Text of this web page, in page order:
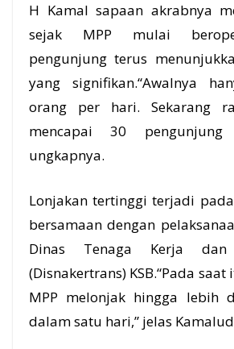
H Kamal sapaan akrabnya
sejak MPP mulai
pengunjung terus
yang signifikan.“Awalnya
orang per hari. Sekarang
mencapai 30
ungkapnya.
Lonjakan tertinggi terjadi
bersamaan dengan
Dinas Tenaga Kerja dan
(Disnakertrans) KSB.“Pada
MPP melonjak hingga lebih
dalam satu hari,” jelas